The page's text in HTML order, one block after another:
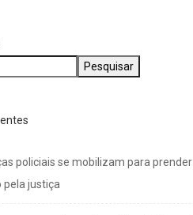
Pesquisar
policiais se mobilizam para prender
pela justiça